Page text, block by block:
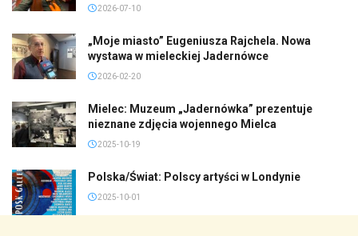
2026-07-10
„Moje miasto” Eugeniusza Rajchela. Nowa
wystawa w mieleckiej Jadernówce
2026-02-20
Mielec: Muzeum „Jadernówka” prezentuje
nieznane zdjęcia wojennego Mielca
2025-10-19
Polska/Świat: Polscy artyści w Londynie
2025-10-01